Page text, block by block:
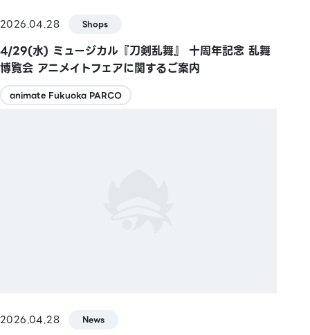
2026.04.28 Shops
4/29(水) ミュージカル『刀剣乱舞』 十周年記念 乱舞
博覧会 アニメイトフェアに関するご案内
animate Fukuoka PARCO
2026.04.28 News